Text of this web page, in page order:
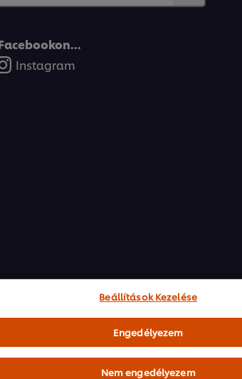
Instagram
Beállítások Kezelése
Nem engedélyezem
Engedélyezem